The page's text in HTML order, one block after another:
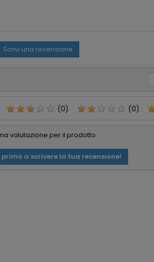
consiglio, serio e
affidabile.
Scrivi una recensione
(0) (0)
valutazione per il prodotto
primo a scrivere la tua recensione!